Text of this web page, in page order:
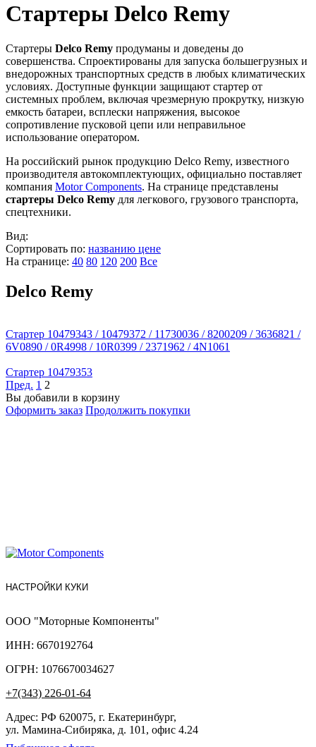
Стартеры Delco Remy
Стартеры Delco Remy продуманы и доведены до
совершенства. Спроектированы для запуска большегрузных и
внедорожных транспортных средств в любых климатических
условиях. Доступные функции защищают стартер от
системных проблем, включая чрезмерную прокрутку, низкую
емкость батареи, всплески напряжения, высокое
сопротивление пусковой цепи или неправильное
использование оператором.
На российский рынок продукцию Delco Remy, известного
производителя автокомплектующих, официально поставляет
компания Motor Components. На странице представлены
стартеры Delco Remy для легкового, грузового транспорта,
спецтехники.
Вид:
Сортировать по: названию цене
На странице: 40 80 120 200 Все
Delco Remy
Стартер 10479343 / 10479372 / 11730036 / 8200209 / 3636821 /
6V0890 / 0R4998 / 10R0399 / 2371962 / 4N1061
Стартер 10479353
Пред. 1 2
Вы добавили в корзину
Оформить заказ Продолжить покупки
НАСТРОЙКИ КУКИ
ООО "Моторные Компоненты"
ИНН: 6670192764
ОГРН: 1076670034627
+7(343) 226-01-64
Адрес: РФ 620075, г. Екатеринбург,
ул. Мамина-Сибиряка, д. 101, офис 4.24